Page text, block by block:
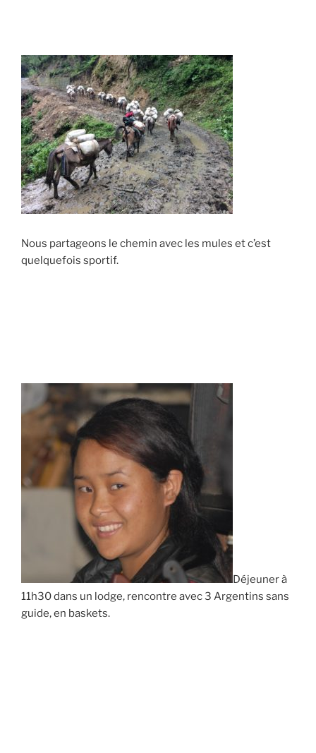
Nous partageons le chemin avec les mules et c’est
quelquefois sportif.
Déjeuner à
11h30 dans un lodge, rencontre avec 3 Argentins sans
guide, en baskets.